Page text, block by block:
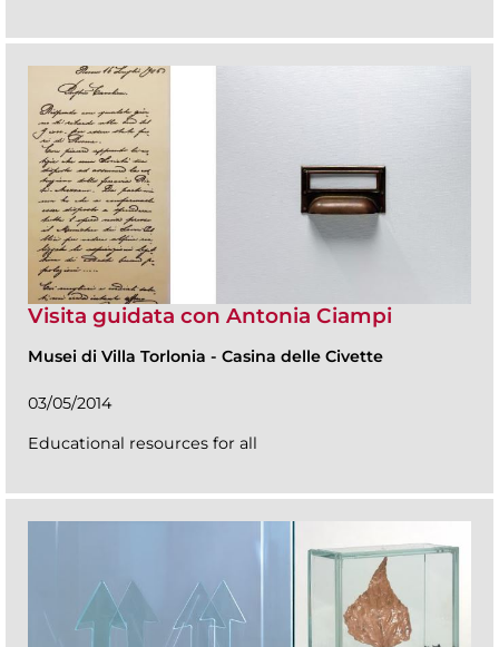
Visita guidata con Antonia Ciampi
Musei di Villa Torlonia - Casina delle Civette
03/05/2014
Educational resources for all